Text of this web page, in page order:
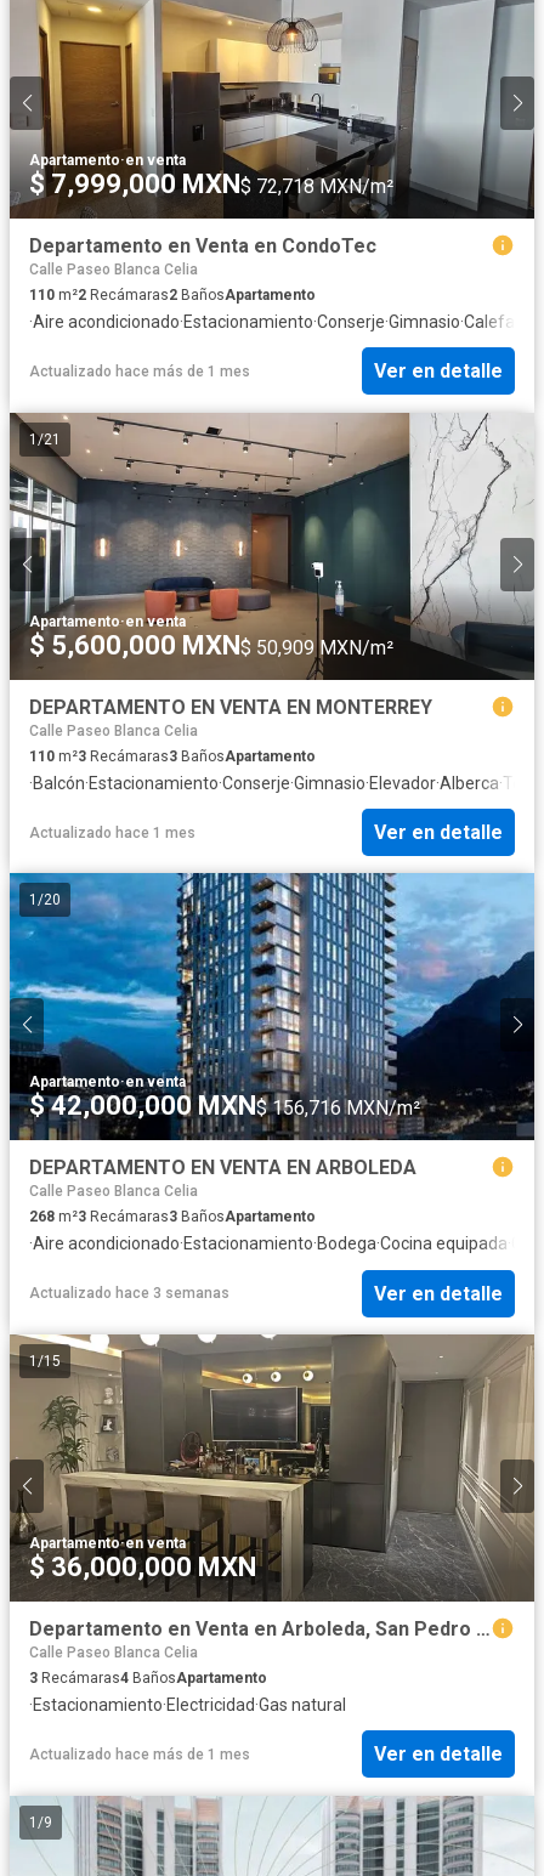
Apartamento·en venta
$ 7,999,000 MXN $ 72,718 MXN/m²
Departamento en Venta en CondoTec
Calle Paseo Blanca Celia
110 m²2 Recámaras2 BañosApartamento
·Aire acondicionado·Estacionamiento·Conserje·Gimnasio·
Actualizado hace más de 1 mes Ver en detalle
1/21
Apartamento·en venta
$ 5,600,000 MXN$ 50,909 MXN/m²
DEPARTAMENTO EN VENTA EN MONTERREY
Calle Paseo Blanca Celia
110 m²3 Recámaras3 BañosApartamento
·Balcón·Estacionamiento·Conserje·Gimnasio·Elevador·Alberca·
Actualizado hace 1 mes Ver en detalle
1 /20
Apartamento·en venta
$ 42,000,000 MXN$ 156,716 MXN/m²
DEPARTAMENTO EN VENTA EN ARBOLEDA
Calle Paseo Blanca Celia
268 m²3 Recámaras3 BañosApartamento
·Aire acondicionado·Estacionamiento·Bodega·Cocina equipada
Actualizado hace 3 semanas Ver en detalle
1/15
Apartamento·en venta
$ 36,000,000 MXN
Departamento en Venta en Arboleda, San Pedro Garza Garcia NL
Calle Paseo Blanca Celia
3 Recámaras4 BañosApartamento
·Estacionamiento·Electricidad·Gas natural
Actualizado hace más de 1 mes Ver en detalle
1 /9